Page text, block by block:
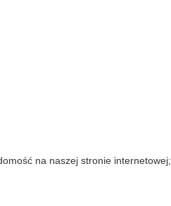
na naszej stronie internetowej;